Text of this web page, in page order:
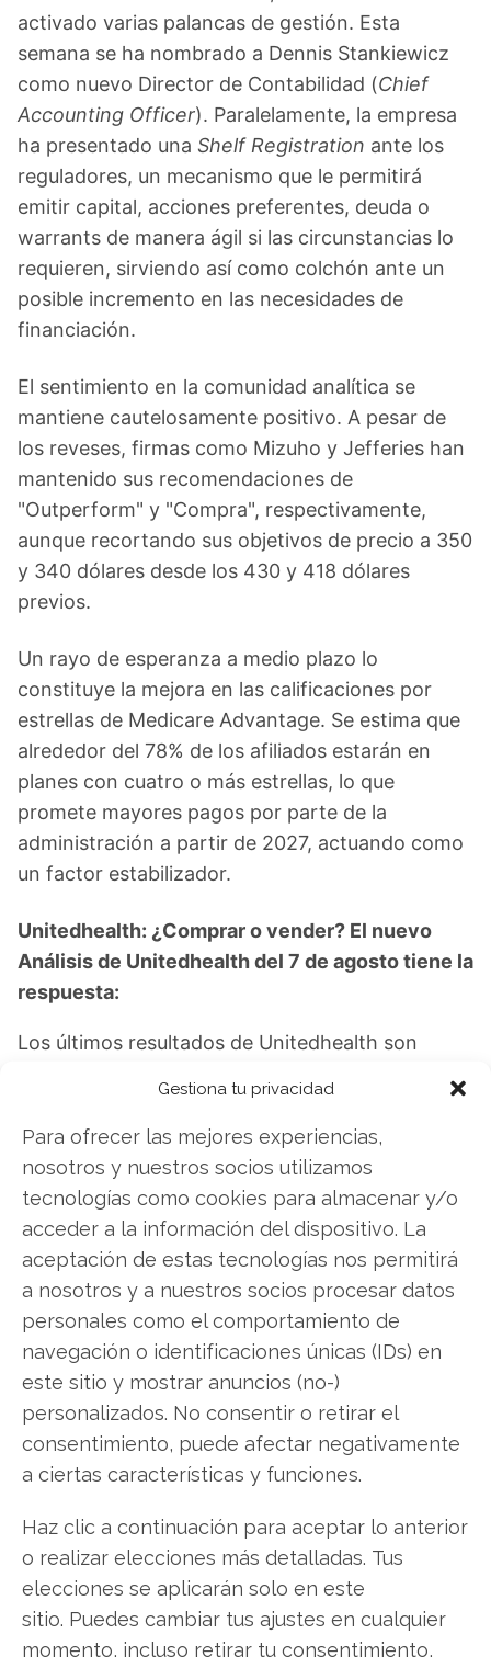
Gestiona tu privacidad
Para ofrecer las mejores experiencias,
nosotros y nuestros socios utilizamos
tecnologías como cookies para almacenar y/o
acceder a la información del dispositivo. La
aceptación de estas tecnologías nos permitirá
a nosotros y a nuestros socios procesar datos
personales como el comportamiento de
navegación o identificaciones únicas (IDs) en
este sitio y mostrar anuncios (no-)
personalizados. No consentir o retirar el
consentimiento, puede afectar negativamente
a ciertas características y funciones.
Haz clic a continuación para aceptar lo anterior
o realizar elecciones más detalladas. Tus
elecciones se aplicarán solo en este
sitio. Puedes cambiar tus ajustes en cualquier
momento, incluso retirar tu consentimiento,
activado varias palancas de gestión. Esta
semana se ha nombrado a Dennis Stankiewicz
como nuevo Director de Contabilidad (Chief
Accounting Officer). Paralelamente, la empresa
ha presentado una Shelf Registration ante los
reguladores, un mecanismo que le permitirá
emitir capital, acciones preferentes, deuda o
warrants de manera ágil si las circunstancias lo
requieren, sirviendo así como colchón ante un
posible incremento en las necesidades de
financiación.
El sentimiento en la comunidad analítica se
mantiene cautelosamente positivo. A pesar de
los reveses, firmas como Mizuho y Jefferies han
mantenido sus recomendaciones de
"Outperform" y "Compra", respectivamente,
aunque recortando sus objetivos de precio a 350
y 340 dólares desde los 430 y 418 dólares
previos.
Un rayo de esperanza a medio plazo lo
constituye la mejora en las calificaciones por
estrellas de Medicare Advantage. Se estima que
alrededor del 78% de los afiliados estarán en
planes con cuatro o más estrellas, lo que
promete mayores pagos por parte de la
administración a partir de 2027, actuando como
un factor estabilizador.
Unitedhealth: ¿Comprar o vender? El nuevo
Análisis de Unitedhealth del 7 de agosto tiene la
respuesta:
Los últimos resultados de Unitedhealth son
los inversores de Unitedhealth. ¿Merece la pena
invertir o es momento de vender? En el Análisis
gratuito actual del 7 de agosto descubrirá
exactamente qué hacer.
Unitedhealth: ¿Comprar o vender?
¡Lee más
aquí!
Unitedhealth
Compartir este artículo
Twitter
Facebook
LinkedIn